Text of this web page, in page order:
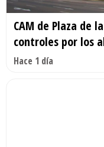
CAM de Plaza de
controles por los
Hace 1 día